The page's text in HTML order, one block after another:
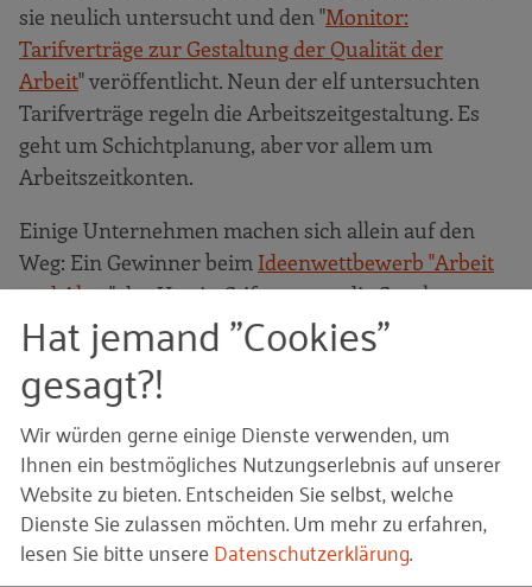
sie neulich untersucht und den "Monitor:
Tarifverträge zur Gestaltung der Qualität der
Arbeit" veröffentlicht. Neun der elf untersuchten
Tarifverträge regeln die Arbeitszeitgestaltung. Es
geht um Schichtplanung, aber vor allem um
Arbeitszeitkonten.
Einige Unternehmen machen sich allein auf den
Weg: Ein Gewinner beim Ideenwettbewerb "Arbeit
und Alter" der Hertie-Stiftung war die Sparkasse
Esslingen-Nürtingen. Ihre Idee: Wer mit 55 Jahren
seine Arbeitszeit um mindestens 20% reduziert,
bekommt einen finanziellen Aufschlag von 8%. Der
Aufschlag beträgt 10% für diejenigen, die ab 60
Jahren ebenfalls um mindestens 40% ihre
Arbeitszeit reduzieren.
Glaubt man der INQA-Studie, hapert’s oft noch an
der Umsetzung. Die Unternehmen sehen bei den
Hat jemand "Cookies"
gesagt?!
Wir würden gerne einige Dienste verwenden, um
Ihnen ein bestmögliches Nutzungserlebnis auf unserer
Website zu bieten. Entscheiden Sie selbst, welche
Dienste Sie zulassen möchten.Um mehr zu erfahren,
lesen Sie bitte unsereDatenschutzerklärung.